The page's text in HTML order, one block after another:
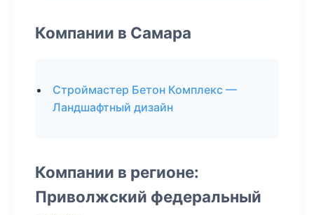
Компании в Самара
Строймастер Бетон Комплекс —
Ландшафтный дизайн
Компании в регионе:
Приволжский федеральный